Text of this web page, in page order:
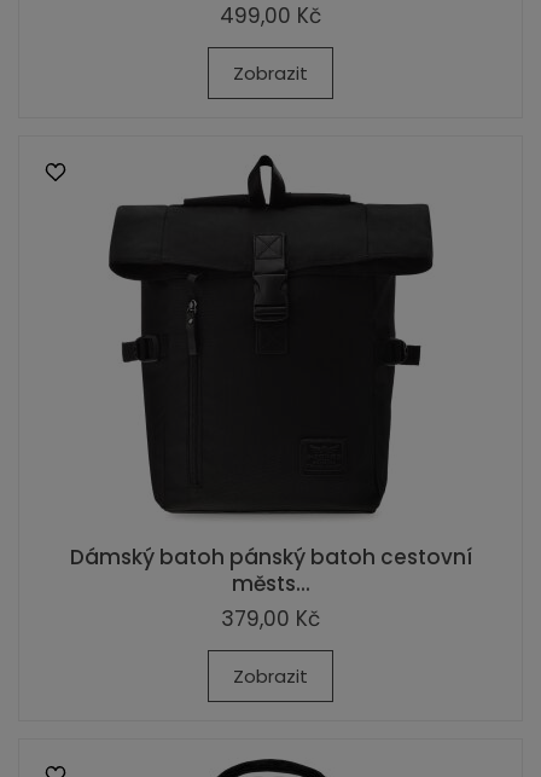
499,00 Kč
Zobrazit
Dámský batoh pánský batoh cestovní
městs...
379,00 Kč
Zobrazit